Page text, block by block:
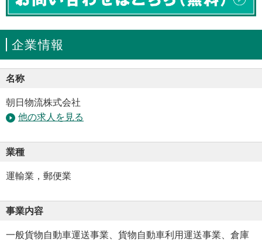
企業情報
名称
朝日物流株式会社
他の求人を見る
業種
運輸業，郵便業
事業内容
一般貨物自動車運送事業、貨物自動車利用運送事業、倉庫